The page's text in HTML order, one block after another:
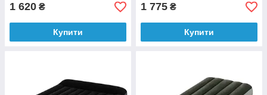
1 620 ₴
Купити
1 775 ₴
Купити